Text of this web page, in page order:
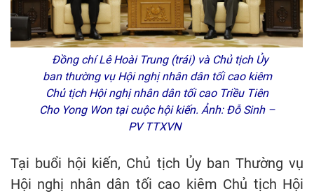
Đồng chí Lê Hoài Trung (trái) và Chủ tịch Ủy
ban thường vụ Hội nghị nhân dân tối cao kiêm
Chủ tịch Hội nghị nhân dân tối cao Triều Tiên
Cho Yong Won tại cuộc hội kiến. Ảnh: Đỗ Sinh –
PV TTXVN
Tại buổi hội kiến, Chủ tịch Ủy ban Thường vụ
Hội nghị nhân dân tối cao kiêm Chủ tịch Hội